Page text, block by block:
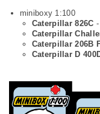
miniboxy 1:100
Caterpillar 826C
Caterpillar
Caterpillar 206B
Caterpillar D